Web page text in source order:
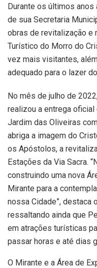
Durante os últimos
de sua Secretaria
obras de revitalização e
Turístico do Morro do
vez mais visitantes,
adequado para o lazer
No mês de julho de
realizou a entrega
Jardim das Oliveiras
abriga a imagem do
os Apóstolos, a
Estações da Via Sacra.
construindo uma nova
Mirante para a
nossa Cidade”, destaca
ressaltando ainda que
em atrações turísticas
passar horas e até dias
O Mirante e a Área de